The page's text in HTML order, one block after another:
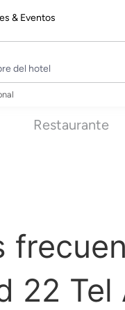
& Eventos
del hotel
Restaurante
22 Tel